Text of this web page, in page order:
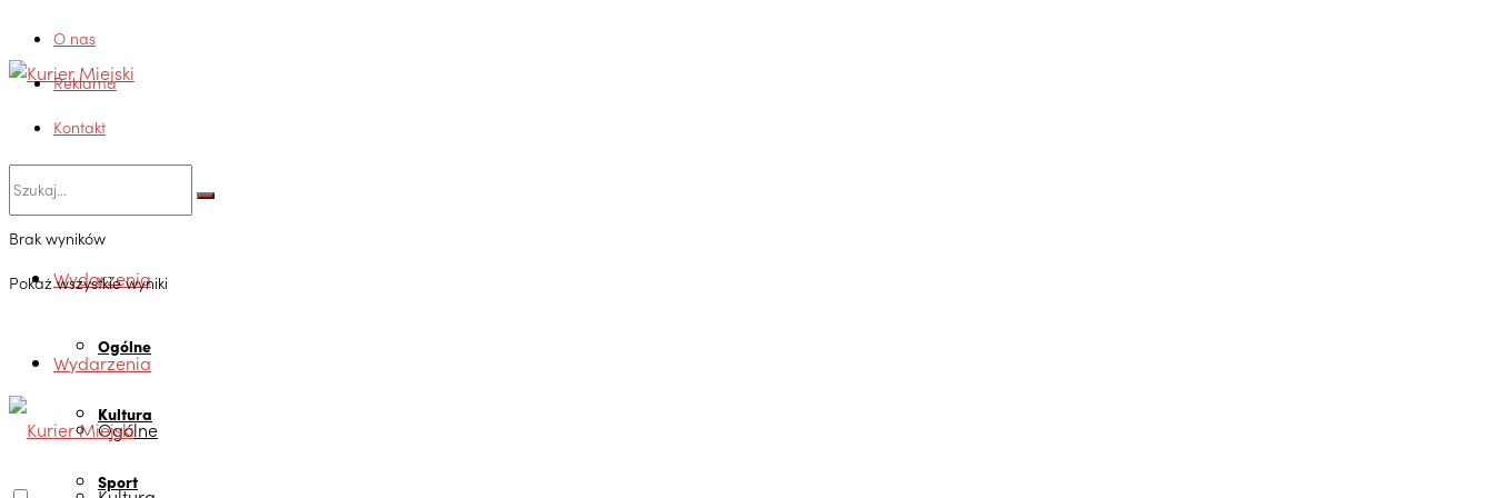
O nas
Reklama
Kontakt
Brak wyników
Pokaż wszystkie wyniki
Wydarzenia
Ogólne
Kultura
Sport
Wydarzenia
Ogólne